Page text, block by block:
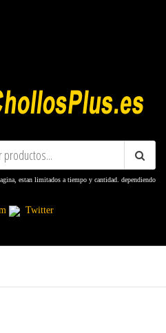
Ofertas, Promociones, Descuentos y
estan limitados a tiempo y cantidad. dependiendo
Twitter